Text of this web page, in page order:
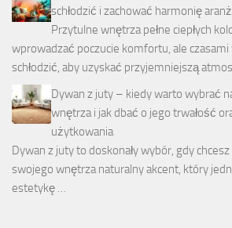
schłodzić i zachować harmonię
Przytulne wnętrza pełne ciepłych
wprowadzać poczucie komfortu, ale czasami
schłodzić, aby uzyskać przyjemniejszą
Dywan z juty – kiedy warto wybrać
wnętrza i jak dbać o jego trwałość
użytkowania
Dywan z juty to doskonały wybór, gdy
swojego wnętrza naturalny akcent, który
estetykę …